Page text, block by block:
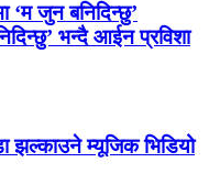
‘म जुन बनिदिन्छु’
भन्दै आईन प्रविशा
झल्काउने म्यूजिक भिडियो